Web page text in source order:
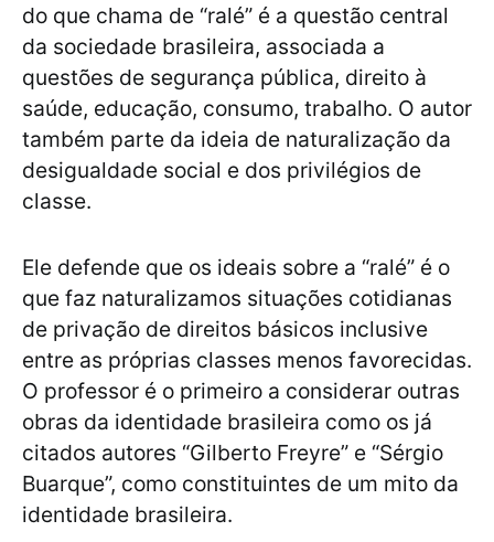
do que chama de “ralé” é a questão central
da sociedade brasileira, associada a
questões de segurança pública, direito à
saúde, educação, consumo, trabalho. O autor
também parte da ideia de naturalização da
desigualdade social e dos privilégios de
classe.
Ele defende que os ideais sobre a “ralé” é o
que faz naturalizamos situações cotidianas
de privação de direitos básicos inclusive
entre as próprias classes menos favorecidas.
O professor é o primeiro a considerar outras
obras da identidade brasileira como os já
citados autores “Gilberto Freyre” e “Sérgio
Buarque”, como constituintes de um mito da
identidade brasileira.